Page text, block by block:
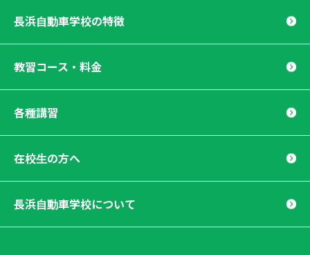
長浜自動車学校の特徴
教習コース・料金
各種講習
在校生の方へ
長浜自動車学校について